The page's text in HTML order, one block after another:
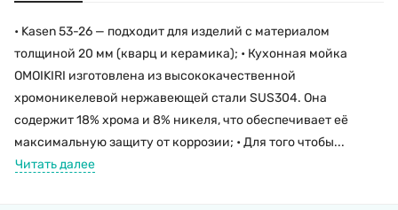
• Kasen 53-26 — подходит для изделий с материалом
толщиной 20 мм (кварц и керамика); • Кухонная мойка
OMOIKIRI изготовлена из высококачественной
хромоникелевой нержавеющей стали SUS304. Она
содержит 18% хрома и 8% никеля, что обеспечивает её
максимальную защиту от коррозии; • Для того чтобы...
Читать далее